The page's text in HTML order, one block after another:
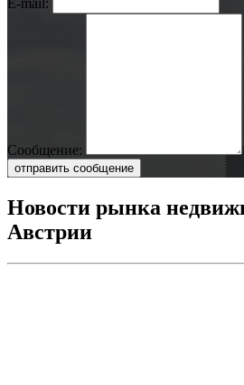
Сообщение:
отправить сообщение
Новости рынка
Австрии